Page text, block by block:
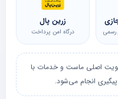
رسمی
زرین پال
درگاه امن پرداخت
اصلی ماست و خدمات با
انجام می‌شود.